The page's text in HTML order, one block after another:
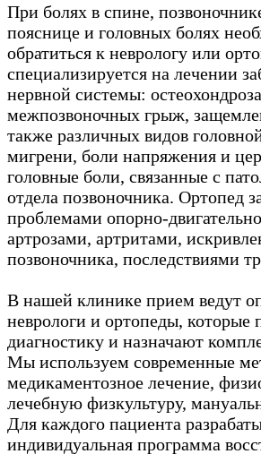
При болях в спине,
пояснице и головных болях
обратиться к неврологу или
специализируется на лечении
нервной системы:
межпозвоночных грыж,
также различных видов
мигрени, боли напряжения и
головные боли, связанные с
отдела позвоночника. Ортопед
проблемами опорно-
артрозами, артритами,
позвоночника, последствиями
В нашей клинике прием ведут
неврологи и ортопеды, которые
диагностику и назначают
Мы используем современные
медикаментозное лечение,
лечебную физкультуру,
Для каждого пациента
индивидуальная программа